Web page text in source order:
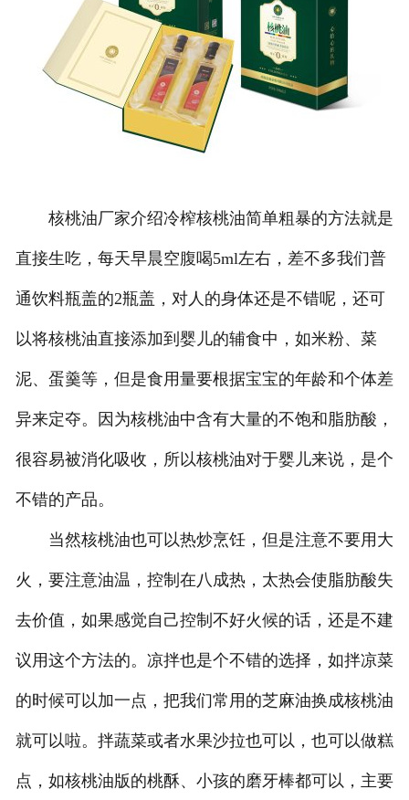
核桃油厂家介绍冷榨核桃油简单粗暴的方法就是
直接生吃，每天早晨空腹喝5ml左右，差不多我们普
通饮料瓶盖的2瓶盖，对人的身体还是不错呢，还可
以将核桃油直接添加到婴儿的辅食中，如米粉、菜
泥、蛋羹等，但是食用量要根据宝宝的年龄和个体差
异来定夺。因为核桃油中含有大量的不饱和脂肪酸，
很容易被消化吸收，所以核桃油对于婴儿来说，是个
不错的产品。
当然核桃油也可以热炒烹饪，但是注意不要用大
火，要注意油温，控制在八成热，太热会使脂肪酸失
去价值，如果感觉自己控制不好火候的话，还是不建
议用这个方法的。凉拌也是个不错的选择，如拌凉菜
的时候可以加一点，把我们常用的芝麻油换成核桃油
就可以啦。拌蔬菜或者水果沙拉也可以，也可以做糕
点，如核桃油版的桃酥、小孩的磨牙棒都可以，主要